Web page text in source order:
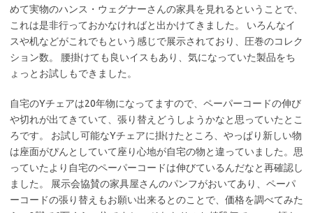
めて実物のハンス・ウェグナーさんの家具を見れるということで、
これは是非行っておかなければと出かけてきました。 いろんなイ
スや机などがこれでもという感じで展示されており、圧巻のコレク
ション数。 腰掛けても良いイスもあり、気になっていた製品をち
ょっとお試しもできました。
自宅のYチェアは20年物になってますので、ペーパーコードの伸び
や切れが出てきていて、張り替えどうしようかなと思っていたとこ
ろです。 お試し可能なYチェアに掛けたところ、やっぱり新しい物
は座面がぴんとしていて座り心地が自宅の物と違っていました。思
っていたより自宅のペーパーコードは伸びているんだなと再確認し
ました。 展示会協賛の家具屋さんのパンフがおいてあり、ペーパ
ーコードの張り替えもお願い出来るとのことで、価格を調べてみた